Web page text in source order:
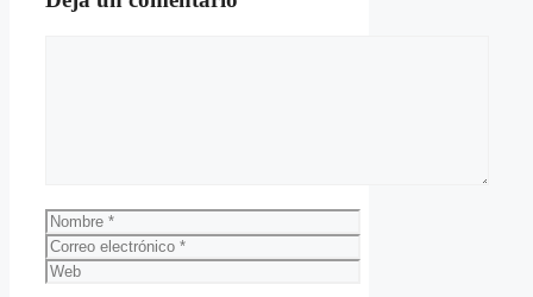
Nombre
Correo
electrónico
Web